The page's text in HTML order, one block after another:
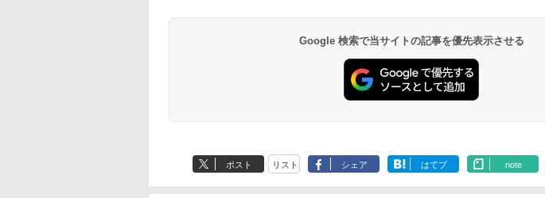
Google 検索で当サイトの記事を優先表示させる
ポスト リスト シェア はてブ note